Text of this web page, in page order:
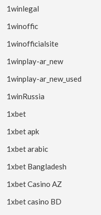
1winlegal
1winoffic
1winofficialsite
1winplay-ar_new
1winplay-ar_new_used
1winRussia
1xbet
1xbet apk
1xbet arabic
1xbet Bangladesh
1xbet Casino AZ
1xbet casino BD